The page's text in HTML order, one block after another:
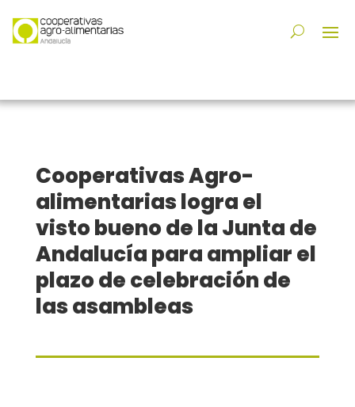
Cooperativas Agro-
alimentarias logra el
visto bueno de la Junta de
Andalucía para ampliar el
plazo de celebración de
las asambleas